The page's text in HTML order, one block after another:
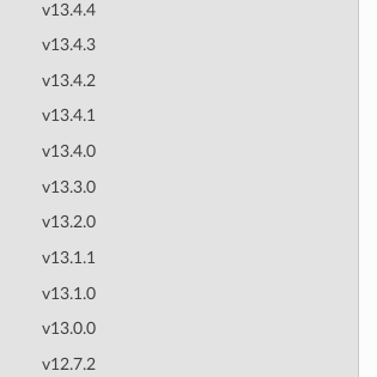
v13.4.4
v13.4.3
v13.4.2
v13.4.1
v13.4.0
v13.3.0
v13.2.0
v13.1.1
v13.1.0
v13.0.0
v12.7.2